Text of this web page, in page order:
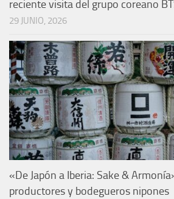
reciente visita del grupo coreano
29 JUNIO, 2026
«De Japón a Iberia: Sake &
productores y bodegueros nipones